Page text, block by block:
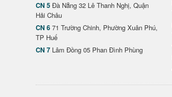
CN 5 Đà Nẵng 32 Lê Thanh Nghị, Quận
Hải Châu
CN 6 71 Trường Chinh, Phường Xuân Phú,
TP Huế
CN 7 Lâm Đồng 05 Phan Đình Phùng